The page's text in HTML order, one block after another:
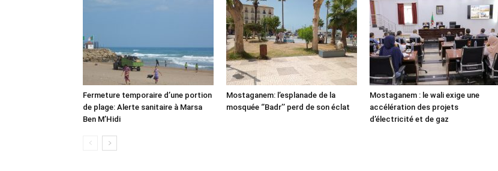
Fermeture temporaire d’une portion
de plage: Alerte sanitaire à Marsa
Ben M’Hidi
Mostaganem: l’esplanade de la
mosquée ‘’Badr’’ perd de son éclat
Mostaganem : le wali exige une
accélération des projets
d’électricité et de gaz